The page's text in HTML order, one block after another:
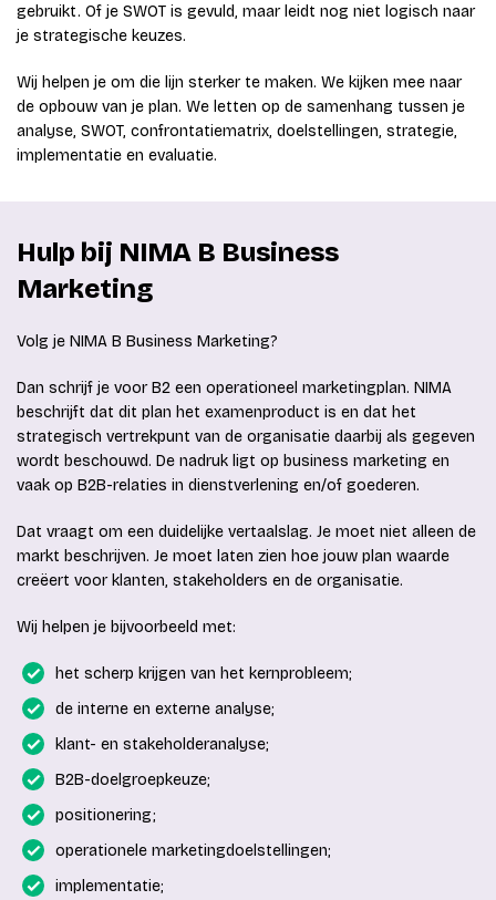
gebruikt. Of je SWOT is gevuld, maar leidt nog niet logisch naar
je strategische keuzes.
Wij helpen je om die lijn sterker te maken. We kijken mee naar
de opbouw van je plan. We letten op de samenhang tussen je
analyse, SWOT, confrontatiematrix, doelstellingen, strategie,
implementatie en evaluatie.
Hulp bij NIMA B Business
Marketing
Volg je NIMA B Business Marketing?
Dan schrijf je voor B2 een operationeel marketingplan. NIMA
beschrijft dat dit plan het examenproduct is en dat het
strategisch vertrekpunt van de organisatie daarbij als gegeven
wordt beschouwd. De nadruk ligt op business marketing en
vaak op B2B-relaties in dienstverlening en/of goederen.
Dat vraagt om een duidelijke vertaalslag. Je moet niet alleen de
markt beschrijven. Je moet laten zien hoe jouw plan waarde
creëert voor klanten, stakeholders en de organisatie.
Wij helpen je bijvoorbeeld met:
het scherp krijgen van het kernprobleem;
de interne en externe analyse;
klant- en stakeholderanalyse;
B2B-doelgroepkeuze;
positionering;
operationele marketingdoelstellingen;
implementatie;